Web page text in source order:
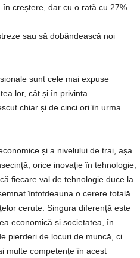
creștere, dar cu o rată cu 27%
sau să dobândească noi
sunt cele mai expuse
lor, cât și în privința
chiar și de cinci ori în urma
și a nivelului de trai, așa
orice inovație în tehnologie,
fiecare val de tehnologie duce la
întotdeauna o cerere totală
cerute. Singura diferență este
economică și societatea, în
pierderi de locuri de muncă, ci
multe competențe în acest